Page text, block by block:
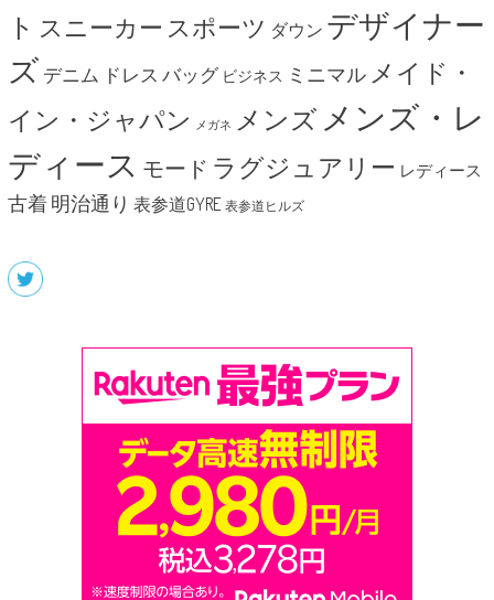
ト スニーカー スポーツ ダウン デザイナー
ズ デニム ドレス バッグ ビジネス ミニマル メイド・
イン・ジャパン メガネ メンズ メンズ・レ
ディース モード ラグジュアリー レディース
古着明治通り 表参道GYRE 表参道ヒルズ